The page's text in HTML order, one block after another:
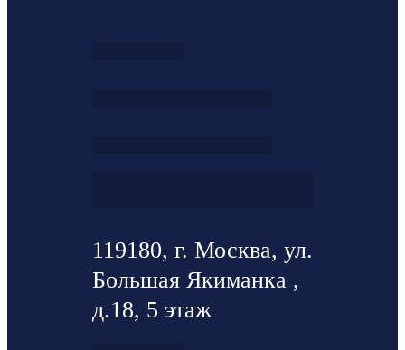
119180, г. Москва, ул.
Большая Якиманка ,
д.18, 5 этаж